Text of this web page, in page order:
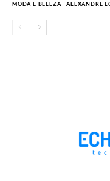
MODA E BELEZA ALEXANDRE